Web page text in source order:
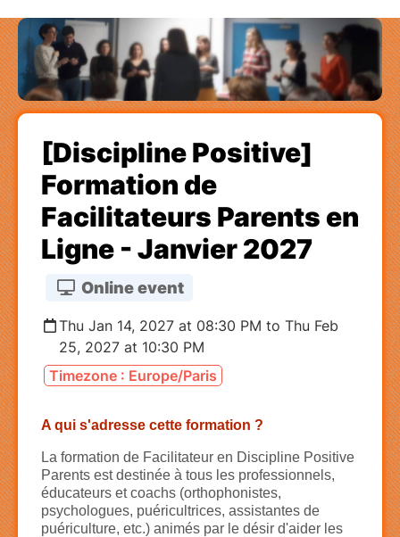
[Discipline Positive]
Formation de
Facilitateurs Parents en
Ligne - Janvier 2027
Online event
Thu Jan 14, 2027 at 08:30 PM to Thu Feb
25, 2027 at 10:30 PM
Timezone : Europe/Paris
A qui s'adresse cette formation ?
La formation de Facilitateur en Discipline Positive
Parents est destinée à tous les professionnels,
éducateurs et coachs (orthophonistes,
psychologues, puéricultrices, assistantes de
puériculture, etc.) animés par le désir d'aider les